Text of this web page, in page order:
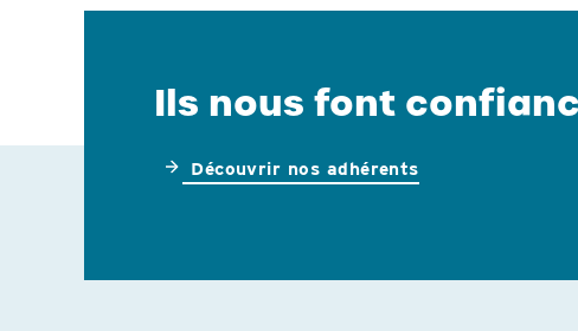
Ils nous font
Découvrir nos adhérents